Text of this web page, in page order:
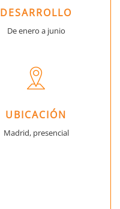
DESARROLLO
De enero a junio
UBICACIÓN
Madrid, presencial